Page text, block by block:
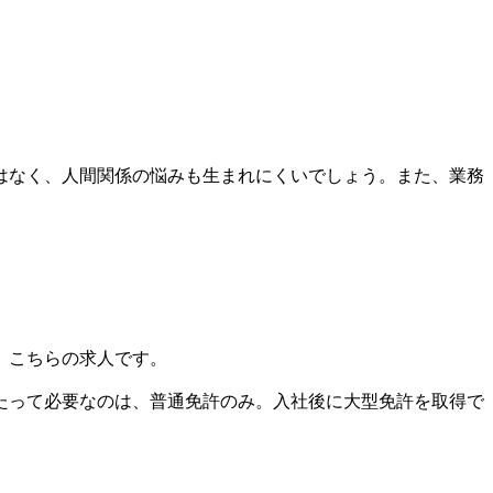
く、人間関係の悩みも生まれにくいでしょう。また、業務
ちらの求人です。
て必要なのは、普通免許のみ。入社後に大型免許を取得で